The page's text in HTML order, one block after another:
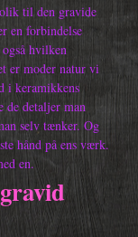
til den gravide
en forbindelse
hvilken
er moder natur vi
i keramikkens
de detaljer man
selv tænker. Og
hånd på ens værk.
en.